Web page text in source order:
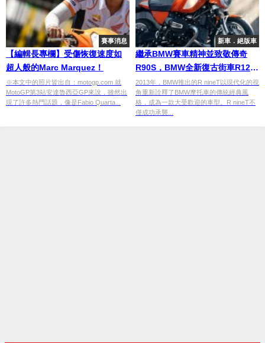
賽事消息
【編輯長專欄】受傷恢復速度如
超人般的Marc Marquez！
※本文中的照片皆出自：motogp.com 就
MotoGP第3站安達魯西亞GP來說，雖然出
現了許多熱門話題，像是Fabio Quarta...
新車．絕版車
繼承BMW賽車精神並致敬傳奇
R90S，BMW全新復古街車R12S
登場！
2013年，BMW推出的R nineT以現代化的視
角重新詮釋了BMW摩托車的傳統經典風
格，成為一款大受歡迎的車型。R nineT不
僅成功承襲...